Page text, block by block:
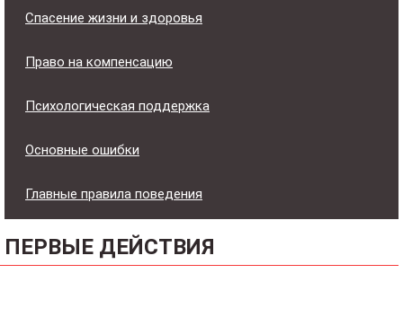
Спасение жизни и здоровья
Право на компенсацию
Психологическая поддержка
Основные ошибки
Главные правила поведения
ПЕРВЫЕ ДЕЙСТВИЯ